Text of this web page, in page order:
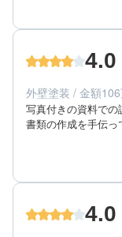
担当者
50代/女性/一戸建て
築年数：9年
4.0
外壁塗装 / 金額
写真付きの資料で
書類の作成を手伝っ
満足度
40代/女性/一戸建て
4.0